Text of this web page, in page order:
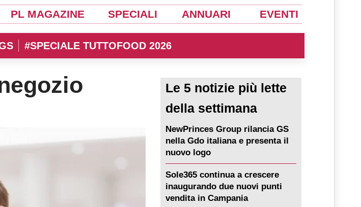
PL MAGAZINE SPECIALI ANNUARI EVENTI
#SPECIALE TUTTOFOOD 2026
Le 5 notizie più lette
della settimana
NewPrinces Group rilancia GS
nella Gdo italiana e presenta il
nuovo logo
Sole365 continua a crescere
inaugurando due nuovi punti
vendita in Campania